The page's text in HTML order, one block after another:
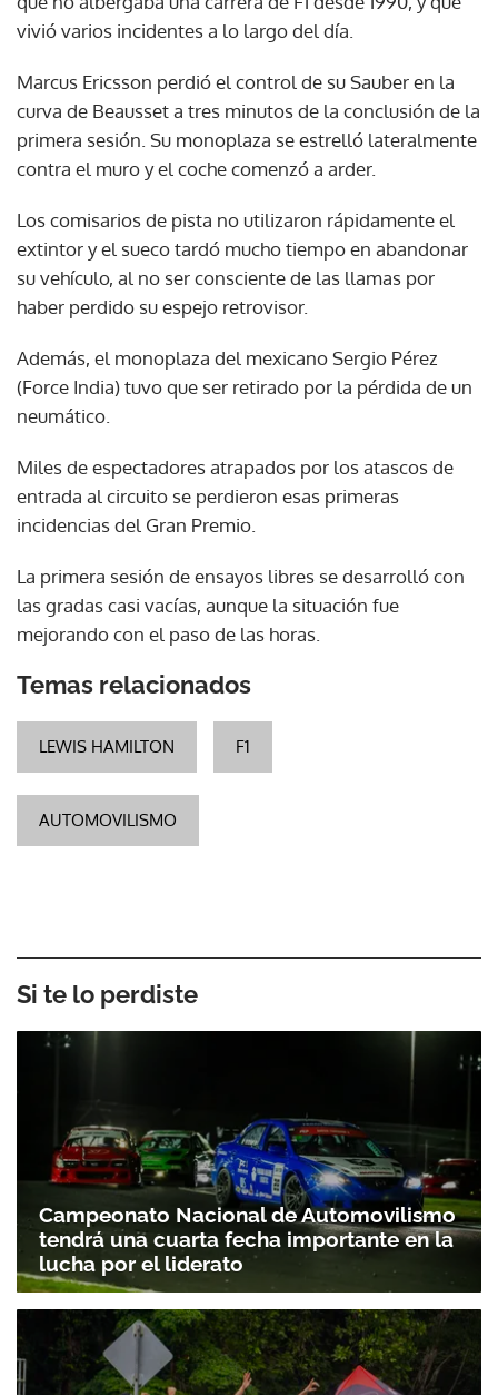
vivió varios incidentes a lo largo del día.
Marcus Ericsson perdió el control de su Sauber en la
curva de Beausset a tres minutos de la conclusión de la
primera sesión. Su monoplaza se estrelló lateralmente
contra el muro y el coche comenzó a arder.
Los comisarios de pista no utilizaron rápidamente el
extintor y el sueco tardó mucho tiempo en abandonar
su vehículo, al no ser consciente de las llamas por
haber perdido su espejo retrovisor.
Además, el monoplaza del mexicano Sergio Pérez
(Force India) tuvo que ser retirado por la pérdida de un
neumático.
Miles de espectadores atrapados por los atascos de
entrada al circuito se perdieron esas primeras
incidencias del Gran Premio.
La primera sesión de ensayos libres se desarrolló con
las gradas casi vacías, aunque la situación fue
mejorando con el paso de las horas.
Temas relacionados
LEWIS HAMILTON F1
AUTOMOVILISMO
Si te lo perdiste
Campeonato Nacional de Automovilismo
tendrá una cuarta fecha importante en la
lucha por el liderato